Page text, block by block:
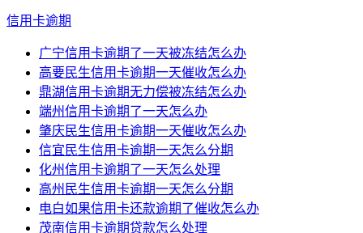
信用卡逾期
广宁信用卡逾期了一天被冻结怎么办
高要民生信用卡逾期一天催收怎么办
鼎湖信用卡逾期无力偿被冻结怎么办
端州信用卡逾期了一天怎么办
肇庆民生信用卡逾期一天催收怎么办
信宜民生信用卡逾期一天怎么分期
化州信用卡逾期了一天怎么处理
高州民生信用卡逾期一天怎么分期
电白如果信用卡还款逾期了催收怎么办
茂南信用卡逾期贷款怎么处理